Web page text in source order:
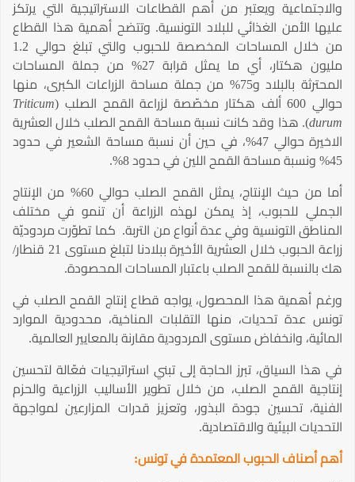
والاجتماعية ويعتبر من أهم القطاعات الاستراتيجية التي يرتكز
عليها الأمن الغذائي للبلاد التونسية. وتتضح أهمية هذا القطاع
من خلال المساحات المخصصة للحبوب والتي تبلغ حوالي 1.2
مليون هكتار، أي ما يمثل قرابة 27% من جملة المساحات
المحترثة بالبلاد و75% من جملة مساحة الزراعات الكبرى، منها
حوالي 600 ألف هكتار مخصّصة لزراعة القمح الصلب (
Triticum
durum). هذا وقد كانت نسبة مساحة القمح الصلب خلال العشرية
الاخيرة حوالي 47%، في حين أن نسبة مساحة الشعير في حدود
45% ونسبة مساحة القمح اللين في حدود 8%.
أما من حيث الإنتاج، يمثل القمح الصلب حوالي 60% من الإنتاج
الجملي للحبوب، إذ يمكن لهذه الزراعة أن تنمو في مختلف
المناطق التونسية وفي عدة أنواع من التربة. كما تطوّرت مردوديّة
زراعة الحبوب خلال العشرية الأخيرة ببلادنا لتبلغ مستوى 21 قنطار/
هك بالنسبة للقمح الصلب باعتبار المساحات المحصودة.
ورغم أهمية هذا المحصول، يواجه قطاع إنتاج القمح الصلب في
تونس عدة تحديات، منها التقلبات المناخية، محدودية الموارد
المائية، وانخفاض مستوى المردودية مقارنة بالمعايير العالمية.
في هذا السياق، تبرز الحاجة إلى تبني استراتيجيات فعّالة لتحسين
إنتاجية القمح الصلب، من خلال تطوير الأساليب الزراعية والحزم
الفنية، تحسين جودة البذور، وتعزيز قدرات المزارعين لمواجهة
التحديات البيئية والاقتصادية.
أهم أصناف الحبوب المعتمدة في تونس: